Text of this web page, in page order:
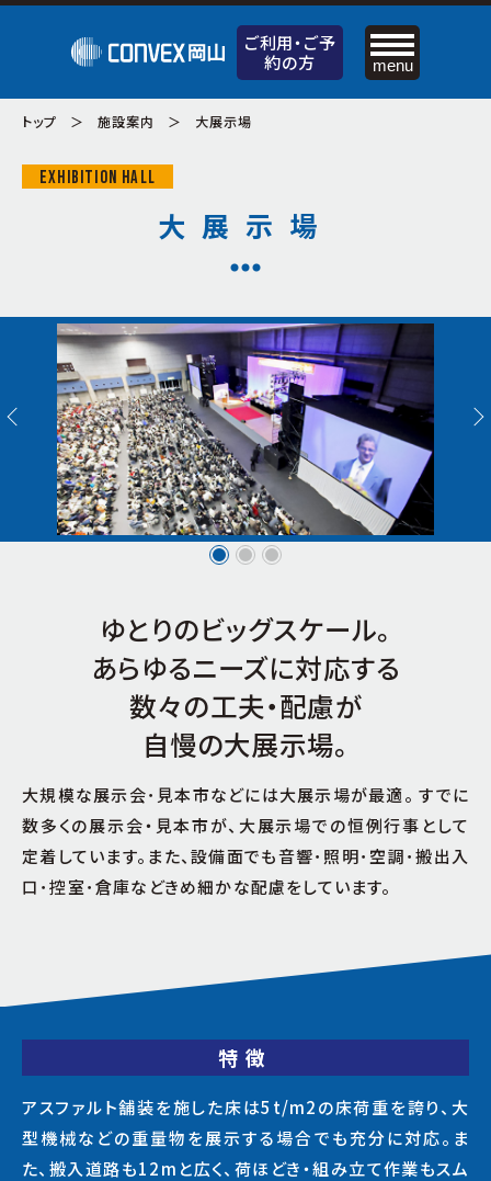
ご利用・ご予
約の方
menu
ご利用・ご予約の方
料金のご案内
設備・備品のご案内
ケータリングサービス（飲食）のご案内
コンベックスの特徴
大展示場
中展示場
小展示場
屋外展示場
国際会議場
中・小会議室
レストラン・サービスコーナー・広場
交通アクセス
周辺の宿泊施設
個人情報保護方針
サイトマップ
トップ 施設案内 大展示場
EXHIBITION HALL
大展示場
ゆとりのビッグスケール。
あらゆるニーズに対応する
数々の工夫・配慮が
自慢の大展示場。
大規模な展示会･見本市などには大展示場が最適。 すでに
数多くの展示会・見本市が、大展示場での恒例行事として
定着しています。また、設備面でも音響･照明･空調･搬出入
口･控室･倉庫などきめ細かな配慮をしています。
特徴
アスファルト舗装を施した床は5t/m2の床荷重を誇り、大
型機械などの重量物を展示する場合でも充分に対応。ま
た、搬入道路も12mと広く、荷ほどき・組み立て作業もスム